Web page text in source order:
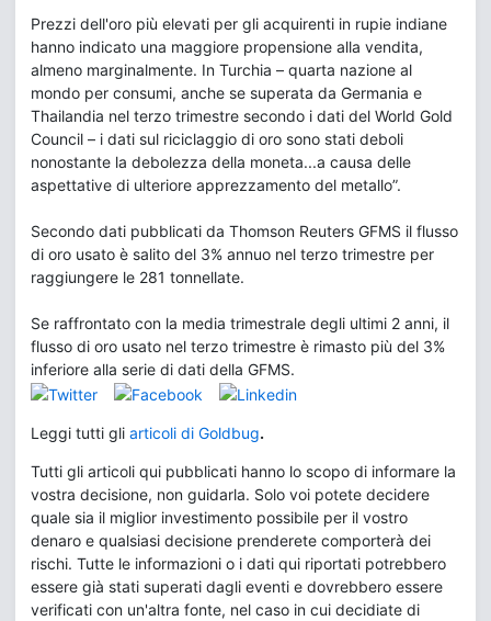
Prezzi dell'oro più elevati per gli acquirenti in rupie indiane
hanno indicato una maggiore propensione alla vendita,
almeno marginalmente. In Turchia – quarta nazione al
mondo per consumi, anche se superata da Germania e
Thailandia nel terzo trimestre secondo i dati del World Gold
Council – i dati sul riciclaggio di oro sono stati deboli
nonostante la debolezza della moneta...a causa delle
aspettative di ulteriore apprezzamento del metallo”.
Secondo dati pubblicati da Thomson Reuters GFMS il flusso
di oro usato è salito del 3% annuo nel terzo trimestre per
raggiungere le 281 tonnellate.
Se raffrontato con la media trimestrale degli ultimi 2 anni, il
flusso di oro usato nel terzo trimestre è rimasto più del 3%
inferiore alla serie di dati della GFMS.
Leggi tutti gli articoli di Goldbug.
Tutti gli articoli qui pubblicati hanno lo scopo di informare la
vostra decisione, non guidarla. Solo voi potete decidere
quale sia il miglior investimento possibile per il vostro
denaro e qualsiasi decisione prenderete comporterà dei
rischi. Tutte le informazioni o i dati qui riportati potrebbero
essere già stati superati dagli eventi e dovrebbero essere
verificati con un'altra fonte, nel caso in cui decidiate di